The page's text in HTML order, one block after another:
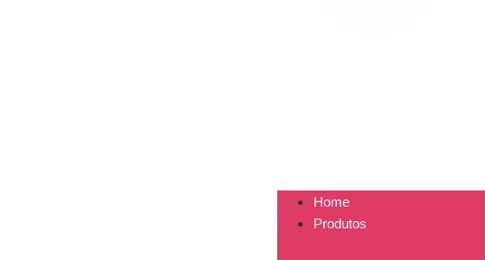
Home
Produtos